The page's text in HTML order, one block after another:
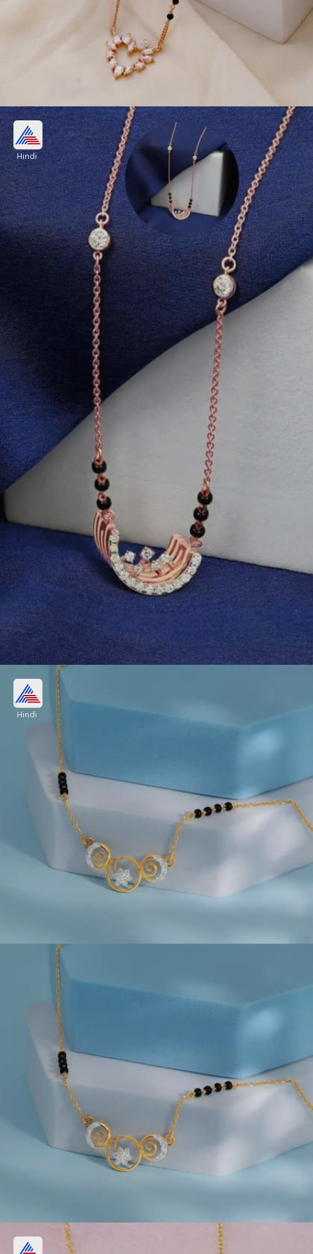
मंगलसूत्र चेन डिजाइन विद लॉकेट
वर्किंग वुमन के लिए शेप पर ऐसा क्यूट और फेमिनिमन लुक देने
वाला डिजाइन चुनें। इस मंगलसूत्र में गोल्ड-चेन काली मोतियों पर
छोटा लॉकेट है, जो सिंपल होकर भी एलीगेंट लुक देता है।
Image credits: Pinterest
Hindi
क्लासी और प्रीमियम फैशन पसंद हैं तो गोल्ड रोज ट्विस्ट पर
ट्रेडिशनल मंगलसूत्र खरीदें। इसे स्पेशल कटवर्क पर कर्व्ड
डायमंड पैटर्न बना रहा है, डेली से शादी-पार्टी के लिए बेस्ट है।
Image credits: Pinterest
Hindi